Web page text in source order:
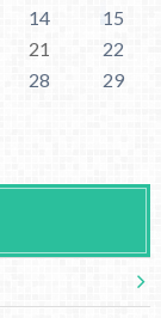
14
15
21
22
28
29